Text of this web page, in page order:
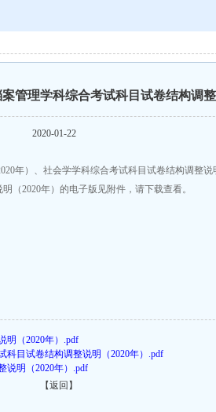
管理学科综合考试科目试卷结构调整
2020-01-22
年）、社会学学科综合考试科目试卷结构调整说
（2020年）的电子版见附件，请下载查看。
明（2020年）.pdf
科目试卷结构调整说明（2020年）.pdf
说明（2020年）.pdf
【返回】